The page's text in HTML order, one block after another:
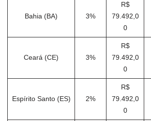
Bahia (BA) 3%
R$
79.492,0
0
Ceará (CE) 3%
R$
79.492,0
0
Espírito Santo (ES) 2%
R$
79.492,0
0